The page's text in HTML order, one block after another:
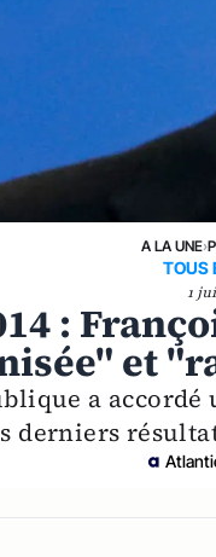
A LA UNE›
TOUS
1
:
et
a
derniers